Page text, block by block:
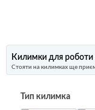
Килимки для роботи
Стояти на килимках ще
Тип килимка